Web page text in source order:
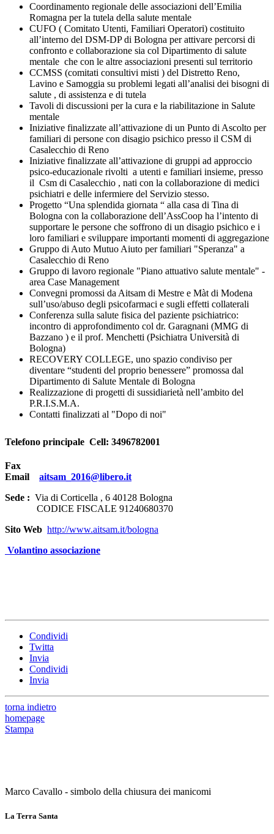
Coordinamento regionale delle associazioni dell’Emilia
Romagna per la tutela della salute mentale
CUFO ( Comitato Utenti, Familiari Operatori) costituito
all’interno del DSM-DP di Bologna per attivare percorsi di
confronto e collaborazione sia col Dipartimento di salute
mentale che con le altre associazioni presenti sul territorio
CCMSS (comitati consultivi misti ) del Distretto Reno,
Lavino e Samoggia su problemi legati all’analisi dei bisogni di
salute , di assistenza e di tutela
Tavoli di discussioni per la cura e la riabilitazione in Salute
mentale
Iniziative finalizzate all’attivazione di un Punto di Ascolto per
familiari di persone con disagio psichico presso il CSM di
Casalecchio di Reno
Iniziative finalizzate all’attivazione di gruppi ad approccio
psico-educazionale rivolti a utenti e familiari insieme, presso
il Csm di Casalecchio , nati con la collaborazione di medici
psichiatri e delle infermiere del Servizio stesso.
Progetto “Una splendida giornata “ alla casa di Tina di
Bologna con la collaborazione dell’AssCoop ha l’intento di
supportare le persone che soffrono di un disagio psichico e i
loro familiari e sviluppare importanti momenti di aggregazione
Gruppo di Auto Mutuo Aiuto per familiari "Speranza" a
Casalecchio di Reno
Gruppo di lavoro regionale "Piano attuativo salute mentale" -
area Case Management
Convegni promossi da Aitsam di Mestre e Màt di Modena
sull’uso/abuso degli psicofarmaci e sugli effetti collaterali
Conferenza sulla salute fisica del paziente psichiatrico:
incontro di approfondimento col dr. Garagnani (MMG di
Bazzano ) e il prof. Menchetti (Psichiatra Università di
Bologna)
RECOVERY COLLEGE, uno spazio condiviso per
diventare “studenti del proprio benessere” promossa dal
Dipartimento di Salute Mentale di Bologna
Realizzazione di progetti di sussidiarietà nell’ambito del
P.R.I.S.M.A.
Contatti finalizzati al "Dopo di noi"
Telefono principale Cell: 3496782001
Fax
Email
aitsam_2016@libero.it
Sede : Via di Corticella , 6 40128 Bologna
CODICE FISCALE 91240680370
Sito Web http://www.aitsam.it/bologna
Volantino associazione
Condividi
Twitta
Invia
Condividi
Invia
torna indietro
homepage
Stampa
Marco Cavallo - simbolo della chiusura dei manicomi
La Terra Santa